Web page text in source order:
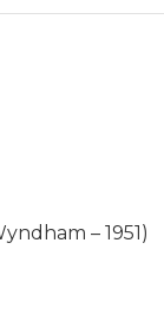
– 1951)